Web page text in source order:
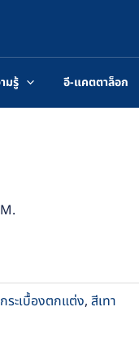
มรู้ อี-แคตตาล็อก
กระเบื้องตกแต่ง, สีเทา